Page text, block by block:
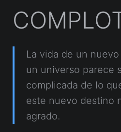
La vida de un
un universo parece
complicada de lo
este nuevo destino
agrado.